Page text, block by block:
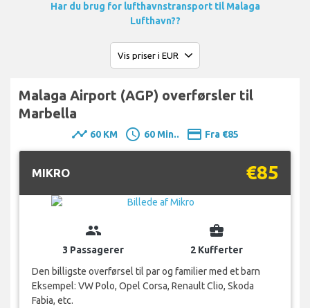
Har du brug for lufthavnstransport til Malaga
Lufthavn??
Malaga Airport (AGP) overførsler til
Marbella
timeline 60 KM schedule 60 Min.. payment Fra €85
MIKRO €85
group
3 Passagerer
business_center
2 Kufferter
Den billigste overførsel til par og familier med et barn
Eksempel: VW Polo, Opel Corsa, Renault Clio, Skoda
Fabia, etc.